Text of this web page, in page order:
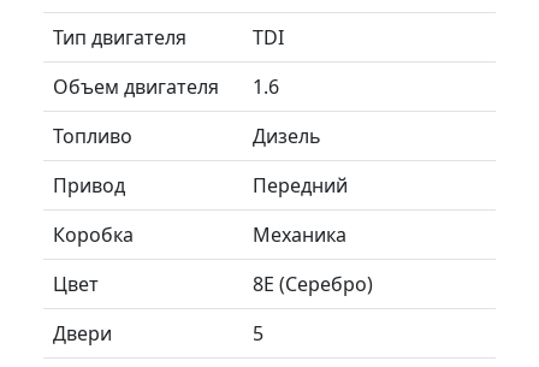
Тип двигателя
TDI
Объем двигателя
1.6
Топливо
Дизель
Привод
Передний
Коробка
Механика
Цвет
8E (Серебро)
Двери
5